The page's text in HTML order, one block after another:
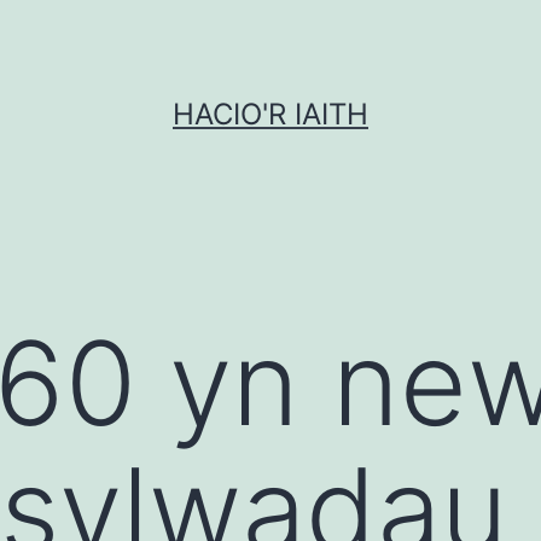
HACIO'R IAITH
yn